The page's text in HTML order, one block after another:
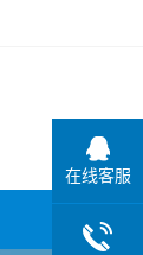
在线客服